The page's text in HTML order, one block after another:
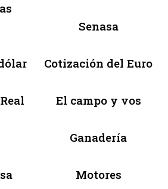
Senasa
Cotización del Euro
El campo y vos
Ganadería
Motores